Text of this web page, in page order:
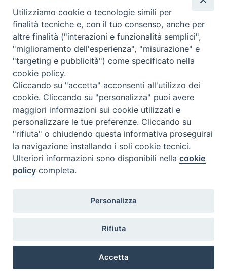
Diocesi
di Como
Diocesi di Como | piazza Grimoldi, 5
Riproduzione solo con permesso.
Iscriviti alla Newsletter
Utilizziamo cookie o tecnologie simili per
finalità tecniche e, con il tuo consenso, anche per
altre finalità ("interazioni e funzionalità semplici",
"miglioramento dell'esperienza", "misurazione" e
"targeting e pubblicità") come specificato nella
cookie policy.
Cliccando su "accetta" acconsenti all'utilizzo dei
cookie. Cliccando su "personalizza" puoi avere
maggiori informazioni sui cookie utilizzati e
personalizzare le tue preferenze. Cliccando su
"rifiuta" o chiudendo questa informativa proseguirai
la navigazione installando i soli cookie tecnici.
Ulteriori informazioni sono disponibili nellacookie
policy completa.
Personalizza
Rifiuta
Accetta